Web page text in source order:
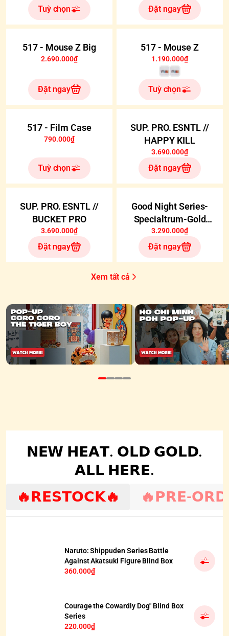
Tuỳ chọn Đặt ngay
517 - Mouse Z Big
2.690.000₫
Đặt ngay
517 - Mouse Z
1.190.000₫
Tuỳ chọn
517 - Film Case
790.000₫
Tuỳ chọn
SUP. PRO. ESNTL //
HAPPY KILL
3.690.000₫
Đặt ngay
SUP. PRO. ESNTL //
BUCKET PRO
3.690.000₫
Đặt ngay
Good Night Series-
Specialtrum-Gold
Holiday
3.290.000₫
Đặt ngay
Xem tất cả
𝗡𝗘𝗪 𝗛𝗘𝗔𝗧. 𝗢𝗟𝗗 𝗚𝗢𝗟𝗗.
𝗔𝗟𝗟 𝗛𝗘𝗥𝗘.
🔥𝗥𝗘𝗦𝗧𝗢𝗖𝗞🔥
🔥𝗣𝗥𝗘-
Naruto: Shippuden Series Battle
Against Akatsuki Figure Blind Box
360.000₫
Courage the Cowardly Dog" Blind Box
Series
220.000₫